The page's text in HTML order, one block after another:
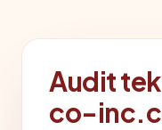
Audit
co-